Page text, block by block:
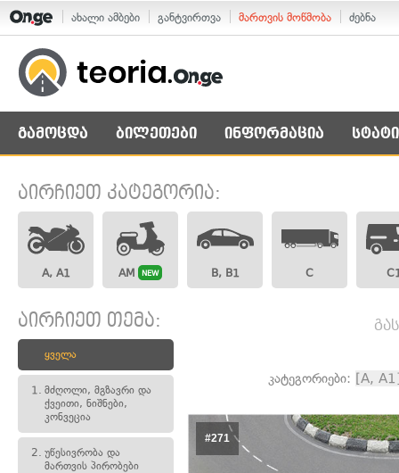
ახალი ამბები განტვირთვა მართვის მოწმობა ძებნა
გამოცდა ბილეთები ინფორმაცია
აირჩიეთ კატეგორია:
A, A1 AM NEW B, B1 C
აირჩიეთ თემა:
ყველა
1. მძღოლი, მგზავრი და
ქვეითი, ნიშნები,
კონვეცია
2. უწესივრობა და
მართვის პირობები
კატეგორიები: [A,
#271